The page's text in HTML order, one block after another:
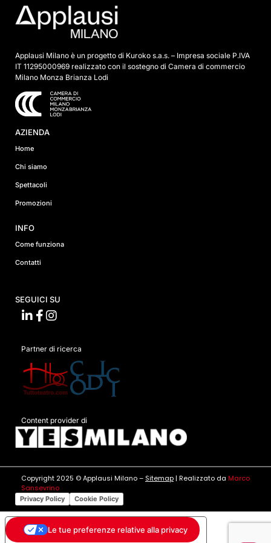
Applausi Milano è un progetto di Kuroko s.a.s. – Impresa sociale P.IVA
IT 11295000969 realizzato con il sostegno di Camera di commercio
Milano Monza Brianza Lodi
AZIENDA
Home
Chi siamo
Spettacoli
Promozioni
INFO
Come funziona
Contatti
SEGUICI SU
Partner di ricerca
Content provider di
Copyright 2025 © Applausi Milano – Sitemap| Realizzato da Marco
Sansevrino
Privacy Policy Cookie Policy
Le tue preferenze relative alla privacy